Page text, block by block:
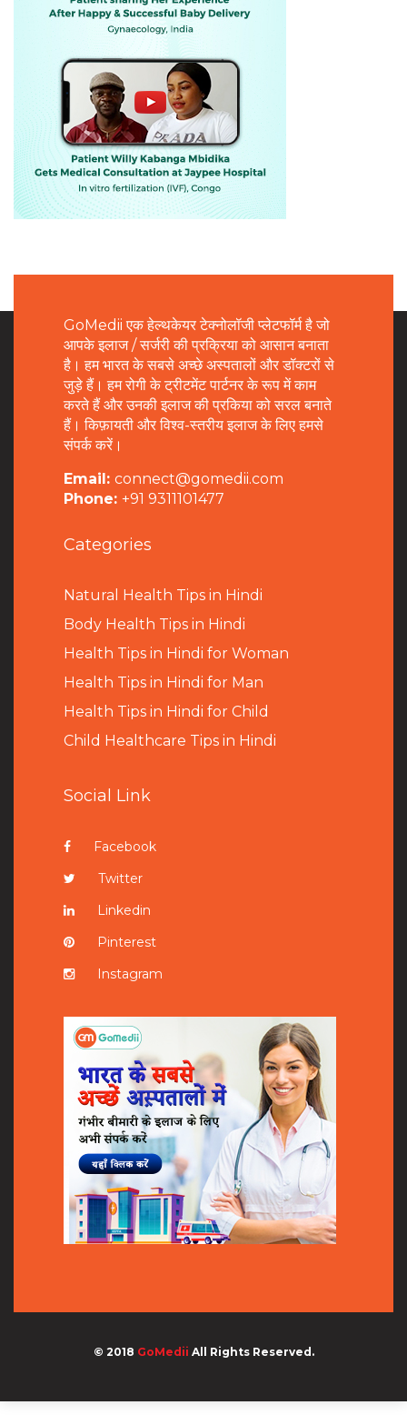
GoMedii एक हेल्थकेयर टेक्नोलॉजी प्लेटफॉर्म है जो
आपके इलाज / सर्जरी की प्रक्रिया को आसान बनाता
है। हम भारत के सबसे अच्छे अस्पतालों और डॉक्टरों से
जुड़े हैं। हम रोगी के ट्रीटमेंट पार्टनर के रूप में काम
करते हैं और उनकी इलाज की प्रकिया को सरल बनाते
हैं। किफ़ायती और विश्व-स्तरीय इलाज के लिए हमसे
संपर्क करें।
Email: connect@gomedii.com
Phone: +91 9311101477
Categories
Natural Health Tips in Hindi
Body Health Tips in Hindi
Health Tips in Hindi for Woman
Health Tips in Hindi for Man
Health Tips in Hindi for Child
Child Healthcare Tips in Hindi
Social Link
Facebook
Twitter
Linkedin
Pinterest
Instagram
© 2018 GoMedii All Rights Reserved.